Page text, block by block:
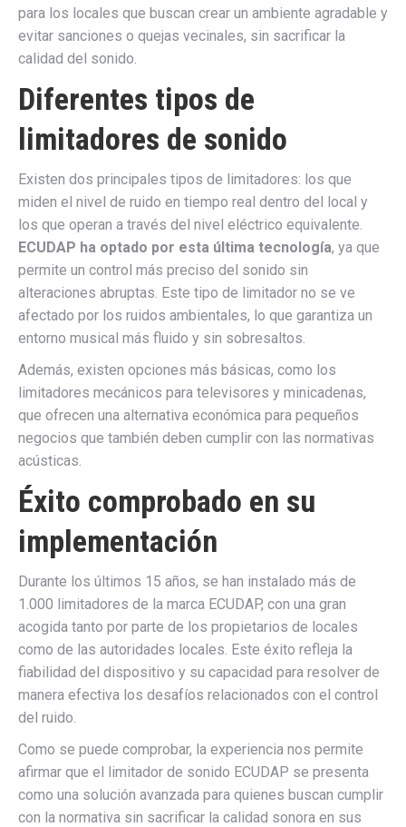
para los locales que buscan crear un ambiente agradable y
evitar sanciones o quejas vecinales, sin sacrificar la
calidad del sonido.
Diferentes tipos de
limitadores de sonido
Existen dos principales tipos de limitadores: los que
miden el nivel de ruido en tiempo real dentro del local y
los que operan a través del nivel eléctrico equivalente.
ECUDAP ha optado por esta última tecnología, ya que
permite un control más preciso del sonido sin
alteraciones abruptas. Este tipo de limitador no se ve
afectado por los ruidos ambientales, lo que garantiza un
entorno musical más fluido y sin sobresaltos.
Además, existen opciones más básicas, como los
limitadores mecánicos para televisores y minicadenas,
que ofrecen una alternativa económica para pequeños
negocios que también deben cumplir con las normativas
acústicas.
Éxito comprobado en su
implementación
Durante los últimos 15 años, se han instalado más de
1.000 limitadores de la marca ECUDAP, con una gran
acogida tanto por parte de los propietarios de locales
como de las autoridades locales. Este éxito refleja la
fiabilidad del dispositivo y su capacidad para resolver de
manera efectiva los desafíos relacionados con el control
del ruido.
Como se puede comprobar, la experiencia nos permite
afirmar que el limitador de sonido ECUDAP se presenta
como una solución avanzada para quienes buscan cumplir
con la normativa sin sacrificar la calidad sonora en sus